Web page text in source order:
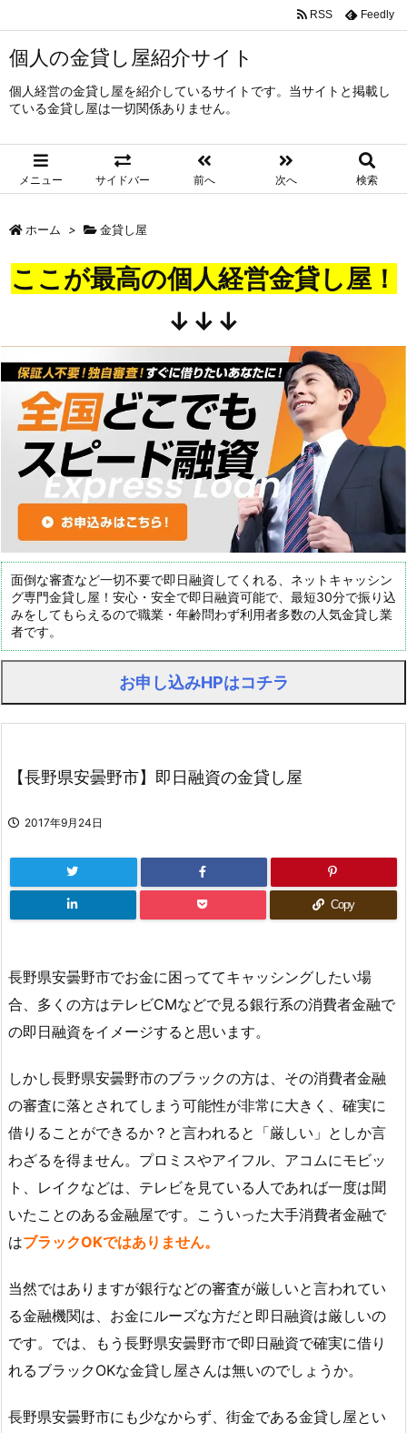
個人の金貸し屋紹介サイト
個人経営の金貸し屋を紹介しているサイトです。当サイトと掲載し
ている金貸し屋は一切関係ありません。
メニュー サイドバー 前へ 次へ 検索
RSS Feedly
ホーム > 金貸し屋
ここが最高の個人経営金貸し屋！
↓↓↓
面倒な審査など一切不要で即日融資してくれる、ネットキャッシン
グ専門金貸し屋！安心・安全で即日融資可能で、最短30分で振り込
みをしてもらえるので職業・年齢問わず利用者多数の人気金貸し業
者です。
お申し込みHPはコチラ
【長野県安曇野市】即日融資の金貸し屋
2017年9月24日
Copy
長野県安曇野市でお金に困っててキャッシングしたい場
合、多くの方はテレビCMなどで見る銀行系の消費者金融で
の即日融資をイメージすると思います。
しかし長野県安曇野市のブラックの方は、その消費者金融
の審査に落とされてしまう可能性が非常に大きく、確実に
借りることができるか？と言われると「厳しい」としか言
わざるを得ません。プロミスやアイフル、アコムにモビッ
ト、レイクなどは、テレビを見ている人であれば一度は聞
いたことのある金融屋です。こういった大手消費者金融で
はブラックOKではありません。
当然ではありますが銀行などの審査が厳しいと言われてい
る金融機関は、お金にルーズな方だと即日融資は厳しいの
です。では、もう長野県安曇野市で即日融資で確実に借り
れるブラックOKな金貸し屋さんは無いのでしょうか。
長野県安曇野市にも少なからず、街金である金貸し屋とい